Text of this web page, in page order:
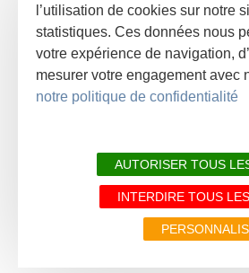
l’utilisation de cookies sur notre
statistiques. Ces données nous
votre expérience de navigation,
mesurer votre engagement avec
notre politique de confidentialité
AUTORISER TOUS
INTERDIRE TOUS